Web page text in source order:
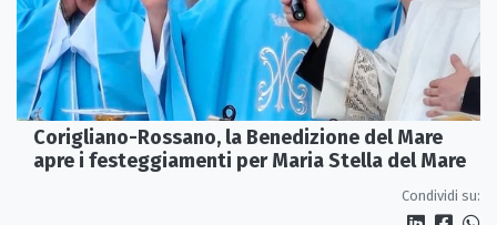
Corigliano-Rossano, la Benedizione del Mare
apre i festeggiamenti per Maria Stella del Mare
Condividi su: